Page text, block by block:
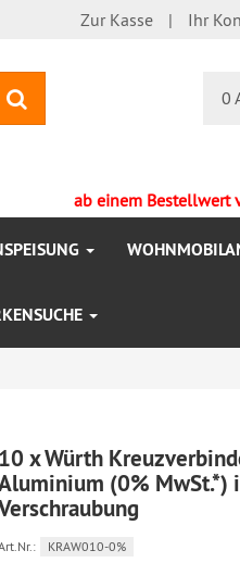
Zur Kasse Ihr
0
ab einem Bestellwert von
10 x Würth
(0% MwSt.*)
KRAW010-0%